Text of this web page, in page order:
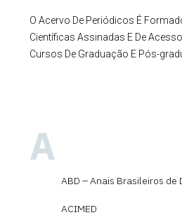
O Acervo De Periódicos É
Científicas Assinadas E De
Cursos De Graduação E Pós-
A
ABD – Anais Brasileiros de
ACIMED